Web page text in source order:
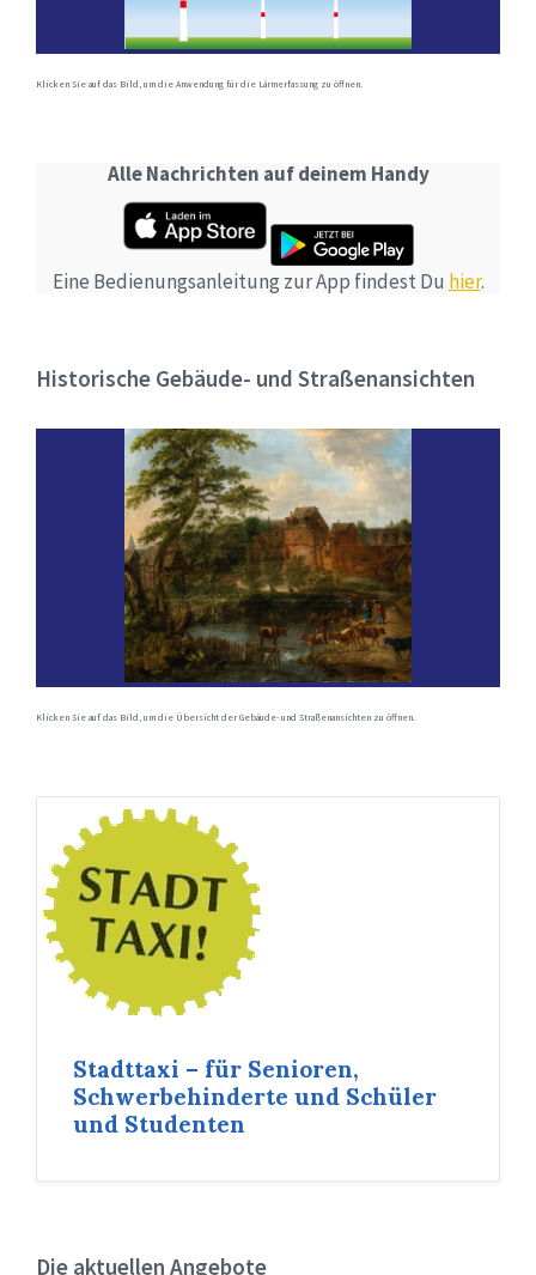
Klicken Sie auf das Bild, um die Anwendung für die Lärmerfassung zu öffnen.
Alle Nachrichten auf deinem Handy
Eine Bedienungsanleitung zur App findest Du hier.
Historische Gebäude- und Straßenansichten
Klicken Sie auf das Bild, um die Übersicht der Gebäude- und Straßenansichten zu öffnen.
Stadttaxi – für Senioren,
Schwerbehinderte und Schüler
und Studenten
Die aktuellen Angebote